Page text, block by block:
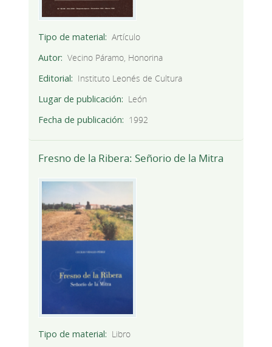
Tipo de material
Artículo
Autor
Vecino Páramo, Honorina
Editorial
Instituto Leonés de Cultura
Lugar de publicación
León
Fecha de publicación
1992
Fresno de la Ribera: Señorio de la Mitra
Tipo de material
Libro